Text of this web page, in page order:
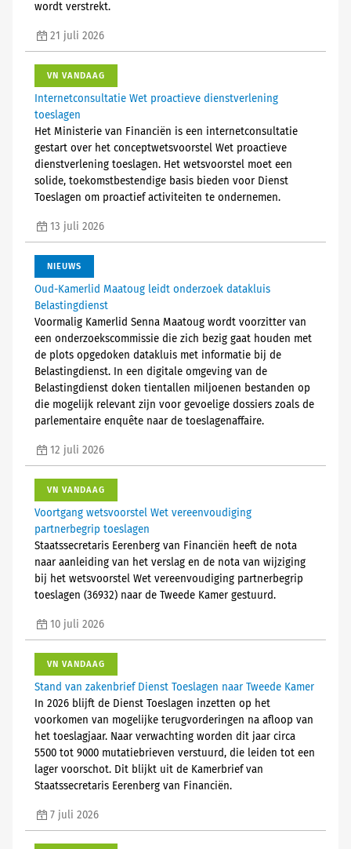
wordt verstrekt.
21 juli 2026
VN VANDAAG
Internetconsultatie Wet proactieve dienstverlening
toeslagen
Het Ministerie van Financiën is een internetconsultatie
gestart over het conceptwetsvoorstel Wet proactieve
dienstverlening toeslagen. Het wetsvoorstel moet een
solide, toekomstbestendige basis bieden voor Dienst
Toeslagen om proactief activiteiten te ondernemen.
13 juli 2026
NIEUWS
Oud-Kamerlid Maatoug leidt onderzoek datakluis
Belastingdienst
Voormalig Kamerlid Senna Maatoug wordt voorzitter van
een onderzoekscommissie die zich bezig gaat houden met
de plots opgedoken datakluis met informatie bij de
Belastingdienst. In een digitale omgeving van de
Belastingdienst doken tientallen miljoenen bestanden op
die mogelijk relevant zijn voor gevoelige dossiers zoals de
parlementaire enquête naar de toeslagenaffaire.
12 juli 2026
VN VANDAAG
Voortgang wetsvoorstel Wet vereenvoudiging
partnerbegrip toeslagen
Staatssecretaris Eerenberg van Financiën heeft de nota
naar aanleiding van het verslag en de nota van wijziging
bij het wetsvoorstel Wet vereenvoudiging partnerbegrip
toeslagen (36932) naar de Tweede Kamer gestuurd.
10 juli 2026
VN VANDAAG
Stand van zakenbrief Dienst Toeslagen naar Tweede Kamer
In 2026 blijft de Dienst Toeslagen inzetten op het
voorkomen van mogelijke terugvorderingen na afloop van
het toeslagjaar. Naar verwachting worden dit jaar circa
5500 tot 9000 mutatiebrieven verstuurd, die leiden tot een
lager voorschot. Dit blijkt uit de Kamerbrief van
Staatssecretaris Eerenberg van Financiën.
7 juli 2026